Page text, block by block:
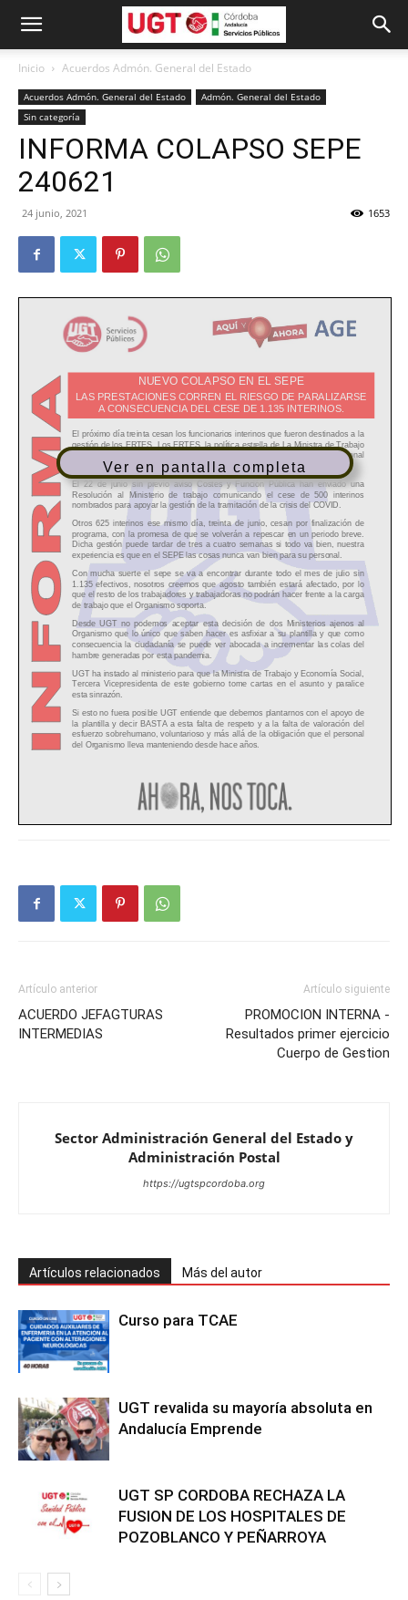
Inicio Acuerdos Admón. General del Estado
Acuerdos Admón. General del Estado
Admón. General del Estado
Sin categoría
INFORMA COLAPSO SEPE
240621
24 junio, 2021 1653
Ver en pantalla completa
Artículo anterior
ACUERDO JEFAGTURAS
INTERMEDIAS
Artículo siguiente
PROMOCION INTERNA -
Resultados primer ejercicio
Cuerpo de Gestion
Sector Administración General del Estado y
Administración Postal
https://ugtspcordoba.org
Artículos relacionados Más del autor
Curso para TCAE
UGT revalida su mayoría absoluta en
Andalucía Emprende
UGT SP CORDOBA RECHAZA LA
FUSION DE LOS HOSPITALES DE
POZOBLANCO Y PEÑARROYA